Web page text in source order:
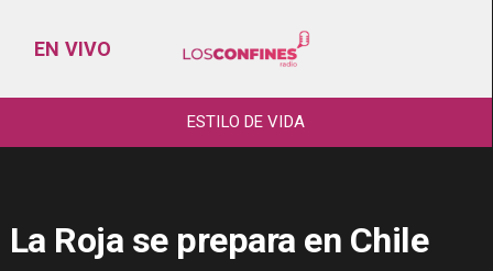
EN VIVO
ESTILO DE VIDA
La Roja se prepara en Chile